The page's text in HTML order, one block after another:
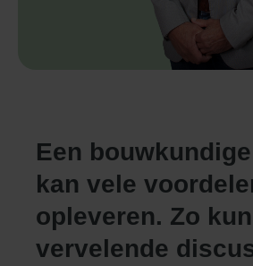
Een
kan vele
opleveren. Zo
vervelende